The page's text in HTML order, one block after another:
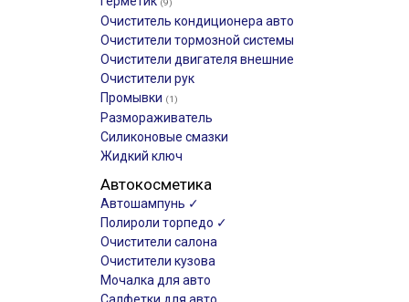
(9)
Очиститель кондиционера авто
Очистители тормозной системы
Очистители двигателя внешние
Очистители рук
Промывки (1)
Размораживатель
Силиконовые смазки
Жидкий ключ
Автокосметика
Автошампунь ✓
Полироли торпедо ✓
Очистители салона
Очистители кузова
Мочалка для авто